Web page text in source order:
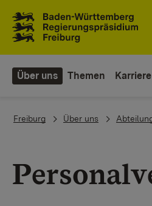
Über uns Themen Karriere
You are here:
Freiburg Über uns